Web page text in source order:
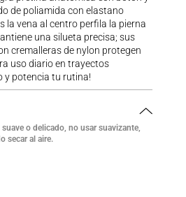
de poliamida con elastano
la vena al centro perfila la pierna
una silueta precisa; sus
cremalleras de nylon protegen
uso diario en trayectos
y potencia tu rutina!
o delicado, no usar suavizante,
secar al aire.